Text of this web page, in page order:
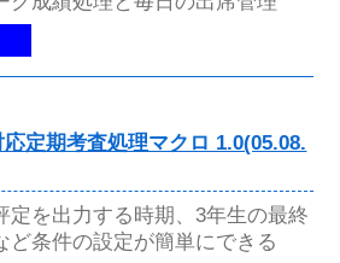
定期考査処理マクロ 1.0(05.08.
定を出力する時期、3年生の最終
ど条件の設定が簡単にできる